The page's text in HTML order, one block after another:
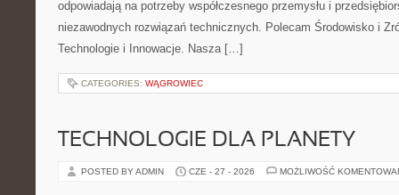
odpowiadają na potrzeby współczesnego przemysłu i
niezawodnych rozwiązań technicznych. Polecam Środowisko i
Technologie i Innowacje. Nasza […]
CATEGORIES: WĄGROWIEC
TECHNOLOGIE DLA PLANETY
POSTED BY ADMIN CZE - 27 - 2026 MOŻLIWOŚĆ